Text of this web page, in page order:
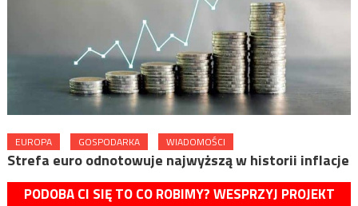
EUROPA GOSPODARKA WIADOMOŚCI
Strefa euro odnotowuje najwyższą w historii inflacje
PODOBA CI SIĘ TO CO ROBIMY? WESPRZYJ PROJEKT